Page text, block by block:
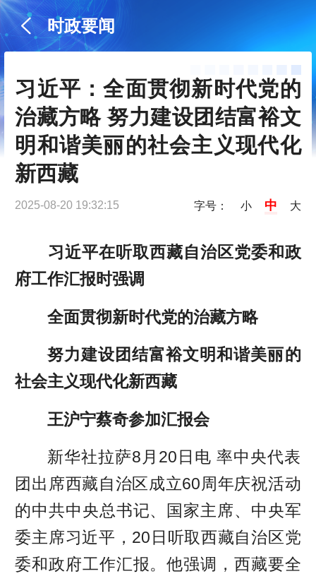
时政要闻
习近平：全面贯彻新时代党的
治藏方略 努力建设团结富裕文
明和谐美丽的社会主义现代化
新西藏
2025-08-20 19:32:15 字号： 小 中 大
习近平在听取西藏自治区党委和政
府工作汇报时强调
全面贯彻新时代党的治藏方略
努力建设团结富裕文明和谐美丽的
社会主义现代化新西藏
王沪宁蔡奇参加汇报会
新华社拉萨8月20日电 率中央代表
团出席西藏自治区成立60周年庆祝活动
的中共中央总书记、国家主席、中央军
委主席习近平，20日听取西藏自治区党
委和政府工作汇报。他强调，西藏要全